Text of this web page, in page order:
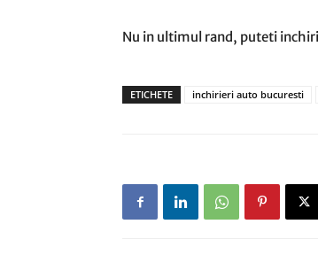
Nu in ultimul rand, puteti
ETICHETE inchirieri auto bucuresti